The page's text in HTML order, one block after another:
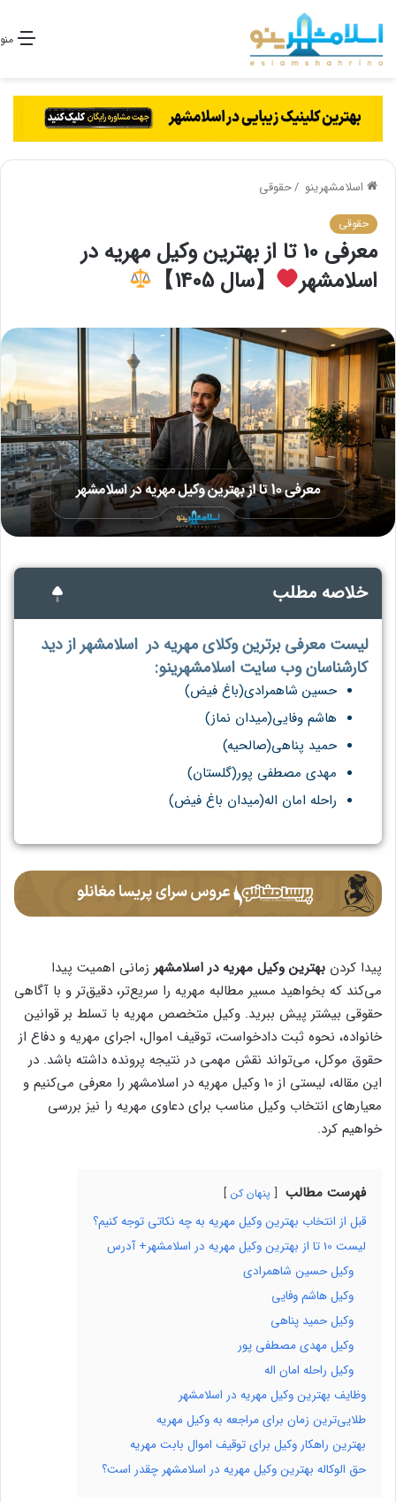
منو
اسلامشهرینو /حقوقی
حقوقی
معرفی 10 تا از بهترین وکیل مهریه در
اسلامشهر
【سال 1405】
خلاصه مطلب
لیست معرفی برترین وکلای مهریه در اسلامشهر از دید
کارشناسان وب سایت اسلامشهرینو:
حسین شاهمرادی(باغ فیض)
هاشم وفایی(میدان نماز)
حمید پناهی(صالحیه)
مهدی مصطفی پور(گلستان)
راحله امان اله(میدان باغ فیض)
پیدا کردن بهترین وکیل مهریه در اسلامشهر زمانی اهمیت پیدا
می‌کند که بخواهید مسیر مطالبه مهریه را سریع‌تر، دقیق‌تر و با آگاهی
حقوقی بیشتر پیش ببرید. وکیل متخصص مهریه با تسلط بر قوانین
خانواده، نحوه ثبت دادخواست، توقیف اموال، اجرای مهریه و دفاع از
حقوق موکل، می‌تواند نقش مهمی در نتیجه پرونده داشته باشد. در
این مقاله، لیستی از 10 وکیل مهریه در اسلامشهر را معرفی می‌کنیم و
معیارهای انتخاب وکیل مناسب برای دعاوی مهریه را نیز بررسی
خواهیم کرد.
فهرست مطالب پنهان کن
قبل از انتخاب بهترین وکیل مهریه به چه نکاتی توجه کنیم؟
لیست 10 تا از بهترین وکیل مهریه در اسلامشهر+ آدرس
وکیل حسین شاهمرادی
وکیل هاشم وفایی
وکیل حمید پناهی
وکیل مهدی مصطفی پور
وکیل راحله امان اله
وظایف بهترین وکیل مهریه در اسلامشهر
طلایی‌ترین زمان برای مراجعه به وکیل مهریه
بهترین راهکار وکیل برای توقیف اموال بابت مهریه
حق الوکاله بهترین وکیل مهریه در اسلامشهر چقدر است؟